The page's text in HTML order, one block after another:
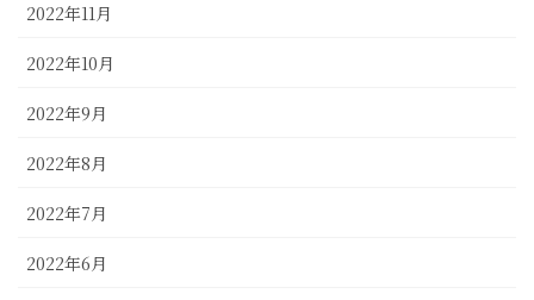
2022年11月
2022年10月
2022年9月
2022年8月
2022年7月
2022年6月